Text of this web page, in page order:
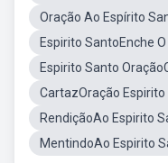
Oração Ao Espírito
Espirito SantoEnche
Espirito Santo
CartazOração Espirito
RendiçãoAo Espirito
MentindoAo Espirito